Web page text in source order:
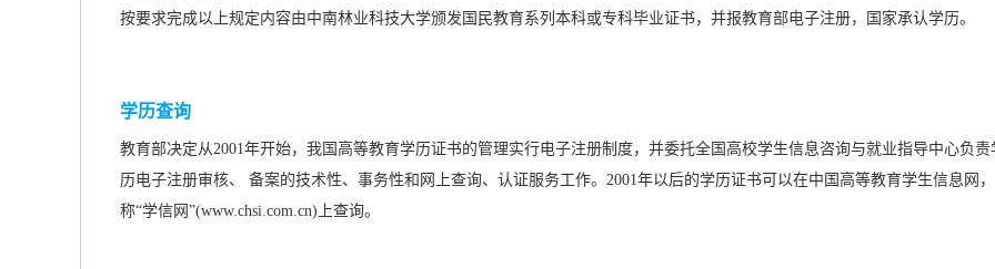
按要求完成以上规定内容由中南林业科技大学颁发国民教育系列本科或专科毕业证书，并报教育部电子注册，国家承认学历。
学历查询
教育部决定从2001年开始，我国高等教育学历证书的管理实行电子注册制度，并委托全国高校学生信息咨询与就业指导中心负责
历电子注册审核、 备案的技术性、事务性和网上查询、认证服务工作。2001年以后的学历证书可以在中国高等教育学生信息网
称“学信网”(www.chsi.com.cn)上查询。